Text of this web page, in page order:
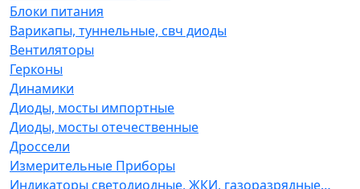
Блоки питания
Варикапы, туннельные, свч диоды
Вентиляторы
Герконы
Динамики
Диоды, мосты импортные
Диоды, мосты отечественные
Дроссели
Измерительные Приборы
Индикаторы светодиодные, ЖКИ, газоразрядные…